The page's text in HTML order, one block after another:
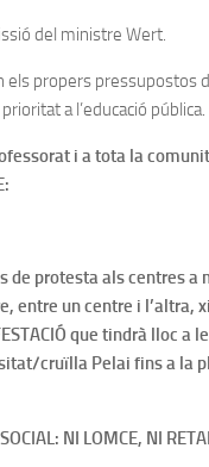
del ministre Wert.
els propers pressupostos
a l’educació pública.
i a tota la
de protesta als centres a
entre un centre i l’altra,
que tindrà lloc a
cruïlla Pelai fins a la
NI LOMCE, NI